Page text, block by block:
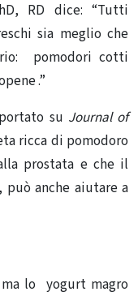
RD dice: “Tutti
sia meglio che
pomodori cotti
.”
su Journal of
ricca di pomodoro
prostata e che il
anche aiutare a
lo yogurt magro